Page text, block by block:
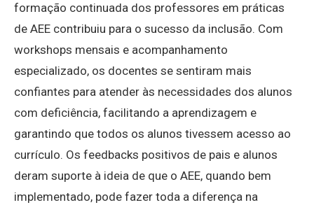
formação continuada dos professores em práticas
de AEE contribuiu para o sucesso da inclusão. Com
workshops mensais e acompanhamento
especializado, os docentes se sentiram mais
confiantes para atender às necessidades dos alunos
com deficiência, facilitando a aprendizagem e
garantindo que todos os alunos tivessem acesso ao
currículo. Os feedbacks positivos de pais e alunos
deram suporte à ideia de que o AEE, quando bem
implementado, pode fazer toda a diferença na